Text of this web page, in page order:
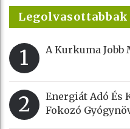
Legolvasottabbak
1 A Kurkuma Jobb
2
Energiát Adó És
Fokozó